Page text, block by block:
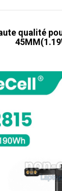
qualité